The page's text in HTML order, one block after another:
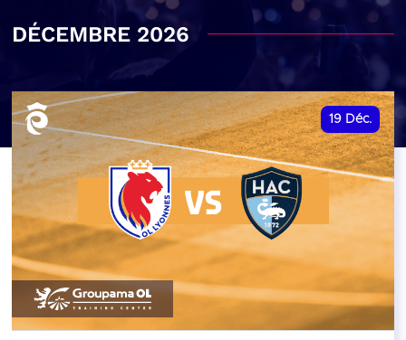
DÉCEMBRE 2026
19 Déc.